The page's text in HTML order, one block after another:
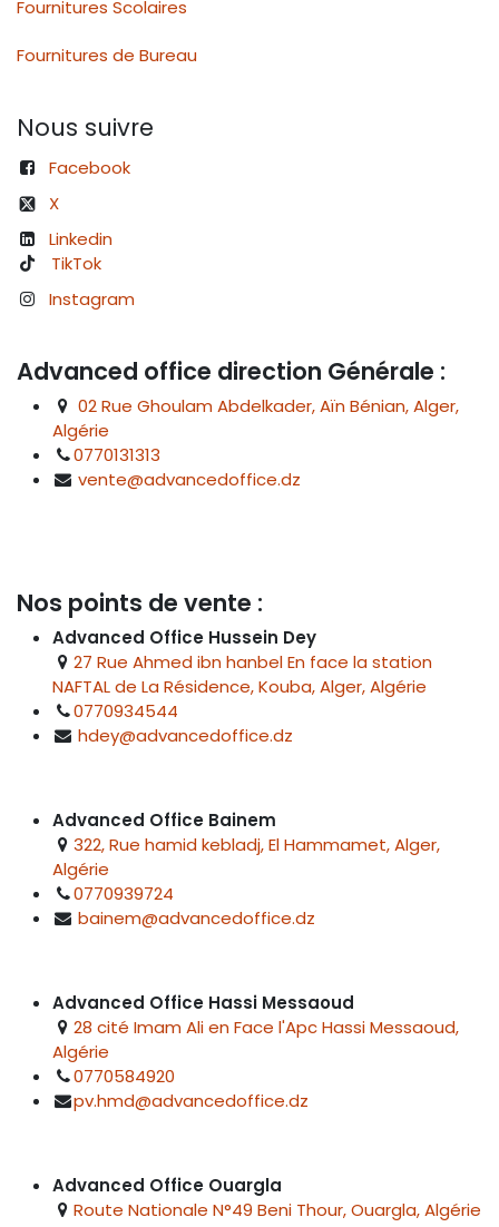
Fournitures Scolaires
Fournitures de Bureau
Nous suivre
Facebook
X
Linkedin
TikTok
Instagram
Advanced office direction Générale :
02 Rue Ghoulam Abdelkader, Aïn Bénian, Alger,
Algérie
0770131313
vente@advancedoffice.dz
Nos points de vente :
Advanced Office Hussein Dey
27 Rue Ahmed ibn hanbel En face la station
NAFTAL de La Résidence, Kouba, Alger, Algérie
0770934544
hdey@advancedoffice.dz
Advanced Office Bainem
322, Rue hamid kebladj, El Hammamet, Alger,
Algérie
0770939724
bainem@advancedoffice.dz
Advanced Office Hassi Messaoud
28 cité Imam Ali en Face l'Apc Hassi Messaoud,
Algérie
0770584920
pv.hmd@advancedoffice.dz
Advanced Office Ouargla
Route Nationale N°49 Beni Thour, Ouargla, Algérie